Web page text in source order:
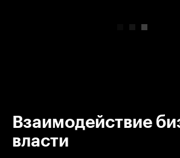
Взаимодействие
власти